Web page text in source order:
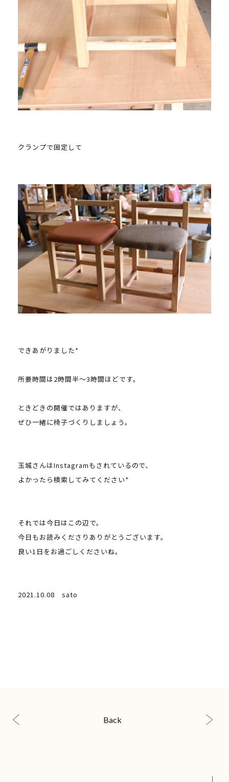
クランプで固定して
できあがりました*
所要時間は2時間半～3時間ほどです。
ときどきの開催ではありますが、
ぜひ一緒に椅子づくりしましょう。
玉城さんはInstagramもされているので、
よかったら検索してみてください*
それでは今日はこの辺で。
今日もお読みくださりありがとうございます。
良い1日をお過ごしくださいね。
2021.10.08 sato
Back